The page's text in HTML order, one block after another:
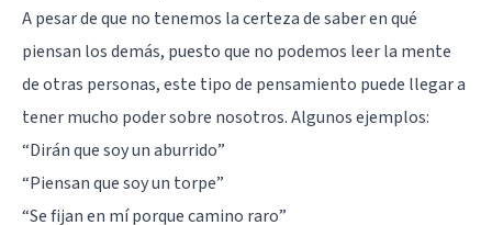
A pesar de que no tenemos la certeza de saber en qué
piensan los demás, puesto que no podemos leer la mente
de otras personas, este tipo de pensamiento puede llegar a
tener mucho poder sobre nosotros. Algunos ejemplos:
“Dirán que soy un aburrido”
“Piensan que soy un torpe”
“Se fijan en mí porque camino raro”